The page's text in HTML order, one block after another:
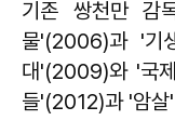
기존 쌍천만 감
물'(2006)과 '기
대'(2009)와 '국
들'(2012)과 '암